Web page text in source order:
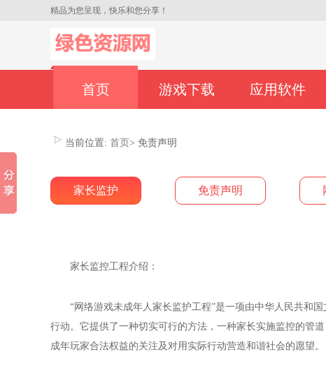
精品为您呈现，快乐和您分享！
首页 游戏下载 应用软件
当前位置: 首页 > 免责声明
家长监护 免责声明
家长监控工程介绍：
“网络游戏未成年人家长监护工程”是一项由中华人民共和国
行动。它提供了一种切实可行的方法，一种家长实施监控的管
成年玩家合法权益的关注及对用实际行动营造和谐社会的愿望。